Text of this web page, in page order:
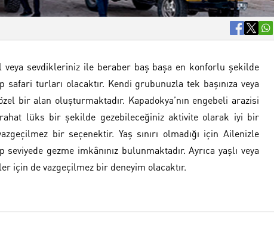
veya sevdikleriniz ile beraber baş başa en konforlu şekilde
turları olacaktır. Kendi grubunuzla tek başınıza veya
bir alan oluşturmaktadır. Kapadokya’nın engebeli arazisi
lüks bir şekilde gezebileceğiniz aktivite olarak iyi bir
bir seçenektir. Yaş sınırı olmadığı için Ailenizle
gezme imkânınız bulunmaktadır. Ayrıca yaşlı veya
için de vazgeçilmez bir deneyim olacaktır.